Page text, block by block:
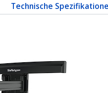
Technische